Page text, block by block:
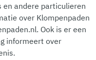
en andere particulieren
over Klompenpaden
Ook is er een
informeert over